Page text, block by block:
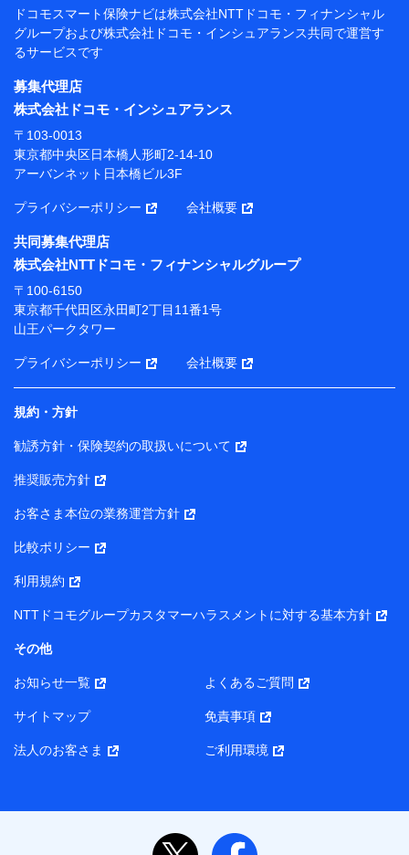
【共同して利用する者の範囲】
当社
株式会社NTTドコモ・フィナンシャルグループ
【利用目的】
当社または株式会社NTTドコモ・フィナンシャルグルー
プが提供する保険関連サービスにおけるユーザー登録受
付および管理のため
当社または株式会社NTTドコモ・フィナンシャルグルー
携会社の保険その他に関する情報を提供するため、また
維持管理等の委託業務遂行のため、またそれらに付帯、
関連する当社または株式会社NTTドコモ・フィナンシャ
ルグループおよび提携会社のサービスを案内、提供する
ため
（各サービスで取得したサービス利用履歴、ウェブサイ
トの閲覧履歴、購買履歴、ご契約内容等のパーソナルデ
ータを分析して、お客さまの趣味・嗜好・傾向に応じた
サービス・商品等に関するご提案や広告の配信等を行う
ことがあります。）
各種セミナーの開催のため
コンサルティングサービスの実施のため
アンケートやキャンペーン等の実施のため
上記に係る案内・手続き・管理等付帯業務を行うため
所・代表者名】
り）
株式会社NTTドコモ・フィナンシャルグループ 代表取締役
社長 廣井 孝史
東京都中央区日本橋人形町2-14-10 アーバンネット日本橋
株式会社ドコモ・インシュアランス 代表取締役社長 吉
村 忠義
また当社は、オンライン面談による保険のご相談にあたっ
ドコモスマート保険ナビは株式会社NTTドコモ・フィナンシャル
グループおよび株式会社ドコモ・インシュアランス共同で運営す
るサービスです
募集代理店
株式会社ドコモ・インシュアランス
〒103-0013
東京都中央区日本橋人形町2-14-10
アーバンネット日本橋ビル3F
プライバシーポリシー 会社概要
共同募集代理店
株式会社NTTドコモ・フィナンシャルグループ
〒100-6150
東京都千代田区永田町2丁目11番1号
山王パークタワー
プライバシーポリシー 会社概要
規約・方針
勧誘方針・保険契約の取扱いについて
推奨販売方針
お客さま本位の業務運営方針
比較ポリシー
利用規約
NTTドコモグループカスタマーハラスメントに対する基本方針
その他
お知らせ一覧 よくあるご質問
サイトマップ 免責事項
法人のお客さま ご利用環境